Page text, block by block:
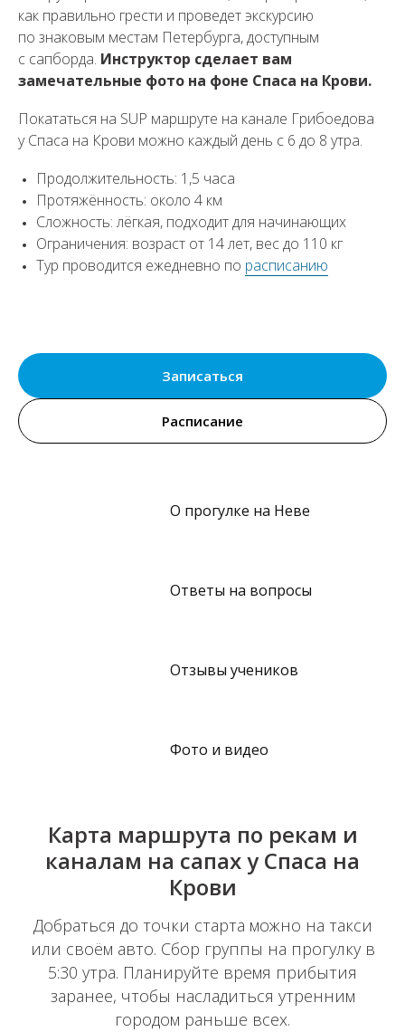
как правильно грести и проведет экскурсию
по знаковым местам Петербурга, доступным
с сапборда. Инструктор сделает вам
замечательные фото на фоне Спаса на Крови.
Покататься на SUP маршруте на канале Грибоедова
у Спаса на Крови можно каждый день c 6 до 8 утра.
Продолжительность: 1,5 часа
Протяжённость: около 4 км
Сложность: лёгкая, подходит для начинающих
Ограничения: возраст от 14 лет, вес до 110 кг
Тур проводится ежедневно по расписанию
Записаться
Расписание
О прогулке на Неве
Карта маршрута по рекам и
каналам на сапах у Спаса на
Крови
Добраться до точки старта можно на такси
или своём авто. Сбор группы на прогулку в
5:30 утра. Планируйте время прибытия
заранее, чтобы насладиться утренним
городом раньше всех.